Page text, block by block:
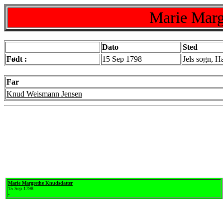
Marie
Dato
Sted
Født :
15 Sep 1798 Jels sogn,
Far
Knud Weismann Jensen
Marie Margrethe Knudsdatter
15 Sep 1798
-